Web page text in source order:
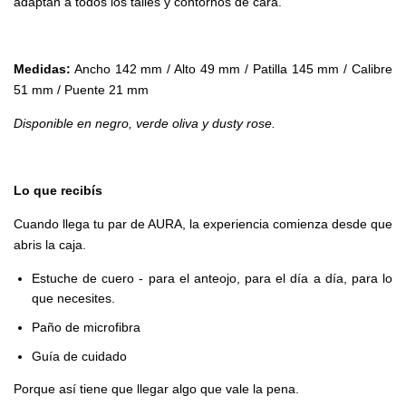
Medidas: Ancho 142 mm / Alto 49 mm / Patilla 145 mm / Calibre
51 mm / Puente 21 mm
Disponible en negro, verde oliva y dusty rose.
Lo que recibís
Cuando llega tu par de AURA, la experiencia comienza desde que
abris la caja.
Estuche de cuero - para el anteojo, para el día a día, para lo
que necesites.
Paño de microfibra
Guía de cuidado
Porque así tiene que llegar algo que vale la pena.